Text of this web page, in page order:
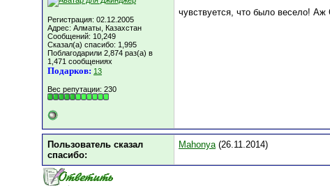
Регистрация: 02.12.2005
Адрес: Алматы, Казахстан
Сообщений: 10,249
Сказал(а) спасибо: 1,995
Поблагодарили 2,874 раз(а) в
1,471 сообщениях
Подарков: 13
Вес репутации: 230
чувствуется, что было весело! Аж
Пользователь сказал
cпасибо:
Mahonya(26.11.2014)